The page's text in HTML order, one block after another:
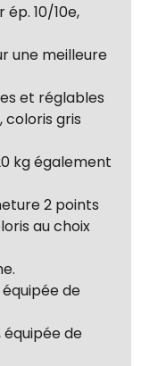
10/10e,
une meilleure
et réglables
coloris gris
kg également
2 points
au choix
de
équipée de